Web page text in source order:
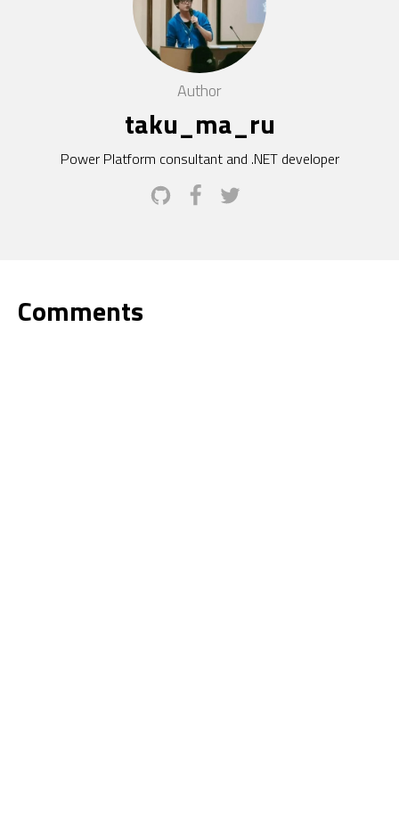
Author
taku_ma_ru
Power Platform consultant and .NET developer
Comments